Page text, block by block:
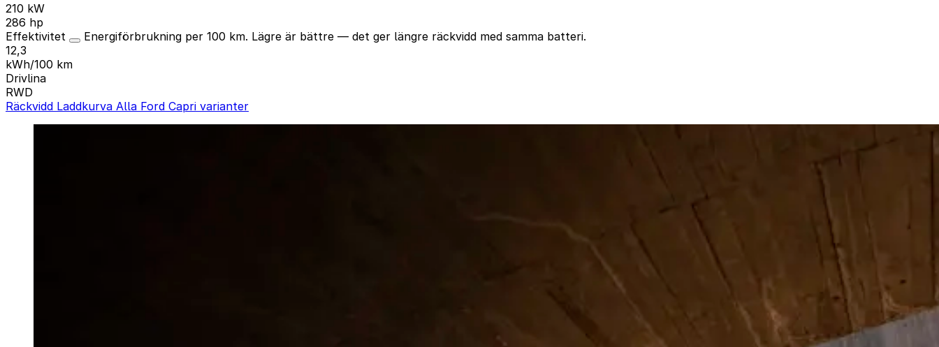
210 kW
286 hp
Effektivitet
Energiförbrukning per 100 km. Lägre är bättre — det ger längre räckvidd med samma batteri.
12,3
kWh/100 km
Drivlina
RWD
Räckvidd Laddkurva Alla Ford Capri varianter